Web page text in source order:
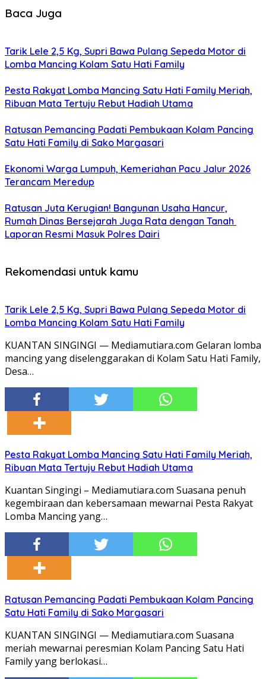
Baca Juga
Tarik Lele 2,5 Kg, Supri Bawa Pulang Sepeda Motor di
Lomba Mancing Kolam Satu Hati Family
Pesta Rakyat Lomba Mancing Satu Hati Family Meriah,
Ribuan Mata Tertuju Rebut Hadiah Utama
Ratusan Pemancing Padati Pembukaan Kolam Pancing
Satu Hati Family di Sako Margasari
Ekonomi Warga Lumpuh, Kemeriahan Pacu Jalur 2026
Terancam Meredup
Ratusan Juta Kerugian! Bangunan Usaha Hancur,
Rumah Dinas Bersejarah Juga Rata dengan Tanah
Laporan Resmi Masuk Polres Dairi
Rekomendasi untuk kamu
Tarik Lele 2,5 Kg, Supri Bawa Pulang Sepeda Motor di
Lomba Mancing Kolam Satu Hati Family
KUANTAN SINGINGI — Mediamutiara.com Gelaran lomba
mancing yang diselenggarakan di Kolam Satu Hati Family,
Desa…
Pesta Rakyat Lomba Mancing Satu Hati Family Meriah,
Ribuan Mata Tertuju Rebut Hadiah Utama
Kuantan Singingi – Mediamutiara.com Suasana penuh
kegembiraan dan kebersamaan mewarnai Pesta Rakyat
Lomba Mancing yang…
Ratusan Pemancing Padati Pembukaan Kolam Pancing
Satu Hati Family di Sako Margasari
KUANTAN SINGINGI — Mediamutiara.com Suasana
meriah mewarnai peresmian Kolam Pancing Satu Hati
Family yang berlokasi…